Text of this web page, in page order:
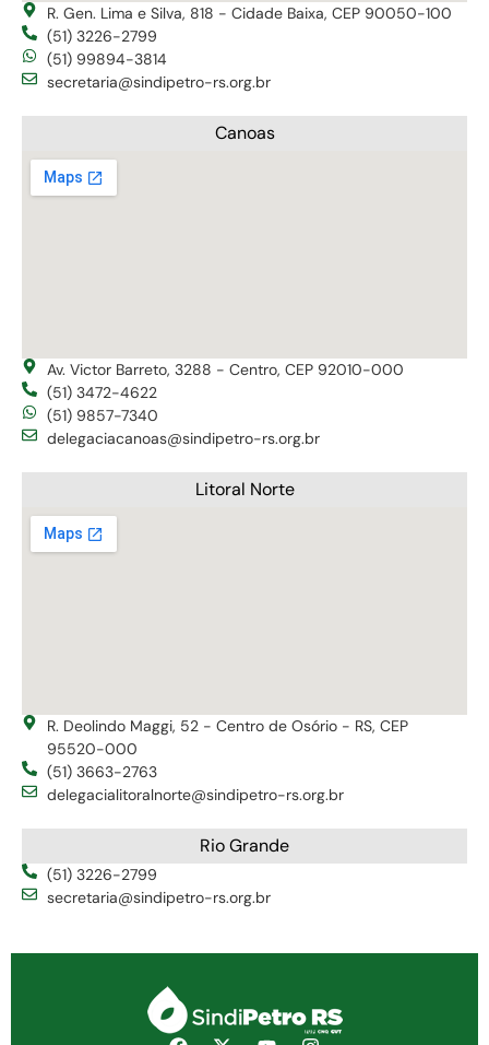
R. Gen. Lima e Silva, 818 - Cidade Baixa, CEP 90050-100
(51) 3226-2799
(51) 99894-3814
secretaria@sindipetro-rs.org.br
Canoas
Av. Victor Barreto, 3288 - Centro, CEP 92010-000
(51) 3472-4622
(51) 9857-7340
delegaciacanoas@sindipetro-rs.org.br
Litoral Norte
R. Deolindo Maggi, 52 - Centro de Osório - RS, CEP
95520-000
(51) 3663-2763
delegacialitoralnorte@sindipetro-rs.org.br
Rio Grande
(51) 3226-2799
secretaria@sindipetro-rs.org.br